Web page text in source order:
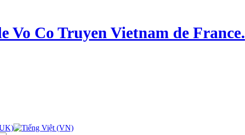
Vo Co Truyen Vietnam de France.